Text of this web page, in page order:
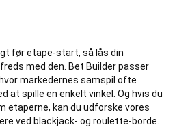
før etape-start, så lås din
med den. Bet Builder passer
markedernes samspil ofte
at spille en enkelt vinkel. Og hvis du
etaperne, kan du udforske vores
ved blackjack- og roulette-borde.